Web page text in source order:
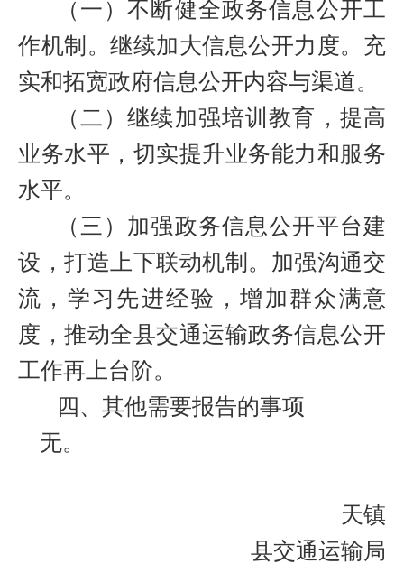
（一）不断健全政务信息公开工
作机制。继续加大信息公开力度。充
实和拓宽政府信息公开内容与渠道。
（二）继续加强培训教育，提高
业务水平，切实提升业务能力和服务
水平。
（三）加强政务信息公开平台建
设，打造上下联动机制。加强沟通交
流，学习先进经验，增加群众满意
度，推动全县交通运输政务信息公开
工作再上台阶。
四、其他需要报告的事项
无。
天镇
县交通运输局